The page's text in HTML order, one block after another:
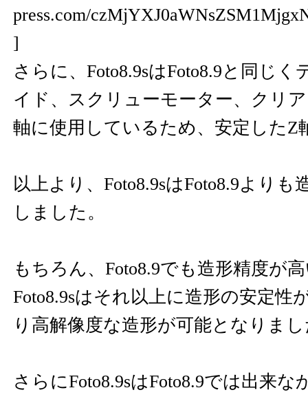
press.com/
]
さらに、Foto8.9sはFoto8.9と同じ
イド、スクリューモーター、クリ
軸に使用しているため、安定したZ
以上より、Foto8.9sはFoto8.9よりも
しました。
もちろん、Foto8.9でも造形精度が
Foto8.9sはそれ以上に造形の安定性
り高解像度な造形が可能となりま
さらにFoto8.9sはFoto8.9では出来